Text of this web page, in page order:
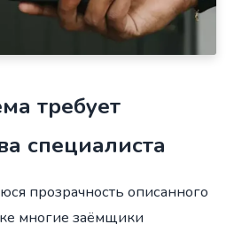
требует
специалиста
прозрачность описанного
многие заёмщики